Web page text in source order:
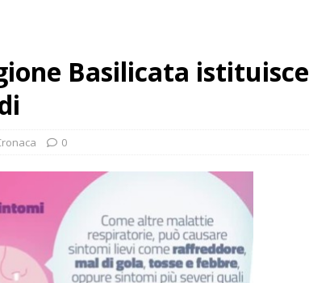
Basilicata istituisce
0